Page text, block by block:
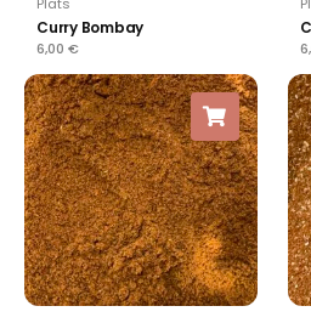
Curry Bombay
6,00 €